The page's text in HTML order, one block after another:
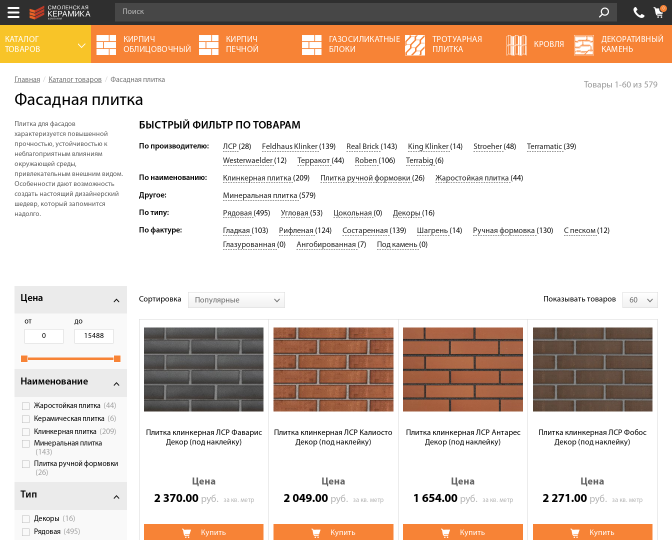
Ваш город:
Выберите ваш город:
+7 (4812) 548-777
О компании
Калькулятор
Сервис
Оплата
Доставка
0
КАТАЛОГ
ТОВАРОВ
КИРПИЧ
ОБЛИЦОВОЧНЫЙ
КИРПИЧ
ПЕЧНОЙ
ГАЗОСИЛИКАТНЫЕ
БЛОКИ
ТРОТУАРНАЯ
ПЛИТКА
КРОВЛЯ
ДЕКОРАТИВНЫЙ
КАМЕНЬ
Главная Каталог товаров Фасадная плитка
Фасадная плитка
Товары 1-60из 579
Плитка для фасадов
характеризуется повышенной
прочностью, устойчивостью к
неблагоприятным влияниям
окружающей среды,
привлекательным внешним видом.
Особенности дают возможность
создать настоящий дизайнерский
шедевр, который запомнится
надолго.
БЫСТРЫЙ ФИЛЬТР ПО ТОВАРАМ
По производителю: ЛСР (28) Feldhaus Klinker (139) Real Brick (143) King Klinker (14) Stroeher (48) Terramatic (39)
Westerwaelder (12) Терракот (44) Roben (106) Terrabig (6)
По наименованию: Клинкерная плитка (209) Плитка ручной формовки (26) Жаростойкая плитка (44)
Другое: Минеральная плитка (579)
По типу: Рядовая (495) Угловая (53) Цокольная (0) Декоры (16)
По фактуре: Гладкая (103) Рифленая (124) Состаренная (139) Шагрень (14) Ручная формовка (130) С песком (12)
Глазурованная (0) Ангобированная (7) Под камень (0)
Цена
от до
Наименование
Жаростойкая плитка (44)
Керамическая плитка (6)
Клинкерная плитка (209)
Минеральная плитка
(143)
Плитка ручной формовки
(26)
Тип
Декоры (16)
Рядовая (495)
Сортировка Популярные Показывать товаров 60
Плитка клинкерная ЛСР Фаварис
Декор (под наклейку)
Цена
2 370.00 руб. за кв. метр
Купить
Плитка клинкерная ЛСР Калиосто
Декор (под наклейку)
Цена
2 049.00 руб. за кв. метр
Купить
Плитка клинкерная ЛСР Антарес
Декор (под наклейку)
Цена
1 654.00 руб.за кв. метр
Купить
Плитка клинкерная ЛСР Фобос
Декор (под наклейку)
Цена
2 271.00 руб.за кв. метр
Купить